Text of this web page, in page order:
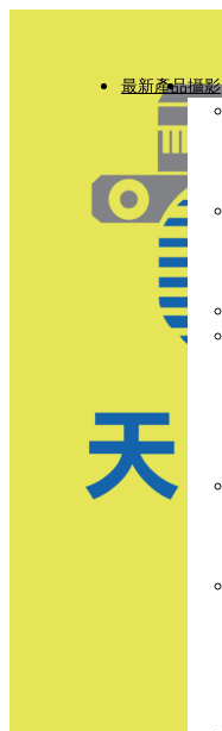
最新產品攝影